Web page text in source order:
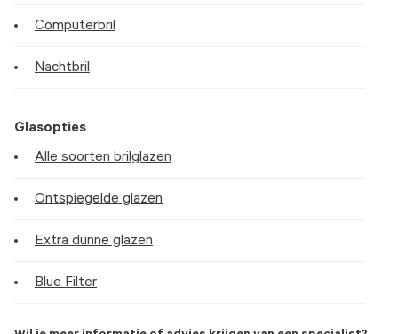
Computerbril
Nachtbril
Glasopties
Alle soorten brilglazen
Ontspiegelde glazen
Extra dunne glazen
Blue Filter